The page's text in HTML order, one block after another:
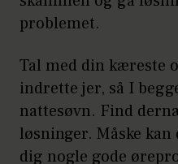
problemet.
Tal med din kæreste
indrette jer, så I
nattesøvn. Find
løsninger. Måske kan
dig nogle gode